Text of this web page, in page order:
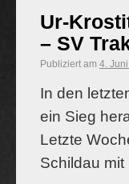
Ur-
– SV
Publiziert am 4.
In den
ein Sieg
Letzte
Schildau